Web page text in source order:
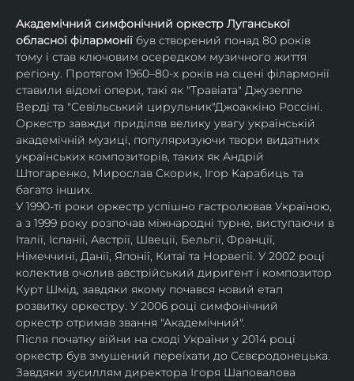
Академічний симфонічний оркестр Луганської
обласної філармонії був створений понад 80 років
тому і став ключовим осередком музичного життя
регіону. Протягом 1960–80-х років на сцені філармонії
ставили відомі опери, такі як "Травіата" Джузеппе
Верді та "Севільський цирульник"Джоаккіно Россіні.
Оркестр завжди приділяв велику увагу українській
академічній музиці, популяризуючи твори видатних
українських композиторів, таких як Андрій
Штогаренко, Мирослав Скорик, Ігор Карабиць та
багато інших.
У 1990-ті роки оркестр успішно гастролював Україною,
а з 1999 року розпочав міжнародні турне, виступаючи в
Італії, Іспанії, Австрії, Швеції, Бельгії, Франції,
Німеччині, Данії, Японії, Китаї та Норвегії. У 2002 році
колектив очолив австрійський диригент і композитор
Курт Шмід, завдяки якому почався новий етап
розвитку оркестру. У 2006 році симфонічний
оркестр отримав звання "Академічний".
Після початку війни на сході України у 2014 році
оркестр був змушений переїхати до Сєвєродонецька.
Завдяки зусиллям директора Ігоря Шаповалова